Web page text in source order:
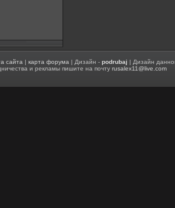
сайта |карта форума | Дизайн -podrubaj | Дизайн
и рекламы пишите на почтуrusalex11@live.com